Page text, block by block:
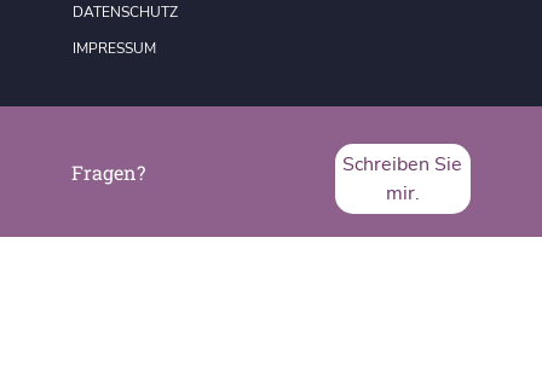
Fragen?
Schreiben Sie
mir.
Borsigstraße 26
DATENSCHUTZ
IMPRESSUM